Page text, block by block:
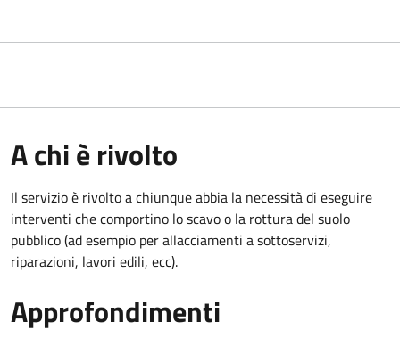
A chi è rivolto
Il servizio è rivolto a chiunque abbia la necessità di eseguire
interventi che comportino lo scavo o la rottura del suolo
pubblico (ad esempio per allacciamenti a sottoservizi,
riparazioni, lavori edili, ecc).
Approfondimenti